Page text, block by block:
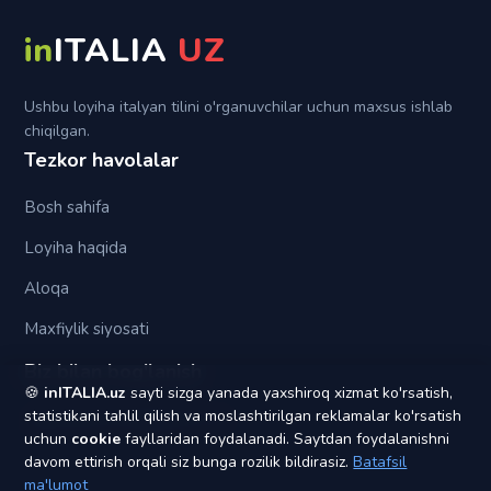
Su
inITALIA UZ
Ushbu loyiha italyan tilini o'rganuvchilar uchun maxsus ishlab
chiqilgan.
Tezkor havolalar
Bosh sahifa
Loyiha haqida
Aloqa
Maxfiylik siyosati
Biz bilan bog'lanish
yagonapochta1@gmail.com
🍪 inITALIA.uz sayti sizga yanada yaxshiroq xizmat ko'rsatish,
statistikani tahlil qilish va moslashtirilgan reklamalar ko'rsatish
uchun cookie fayllaridan foydalanadi. Saytdan foydalanishni
davom ettirish orqali siz bunga rozilik bildirasiz.Batafsil
ma'lumot